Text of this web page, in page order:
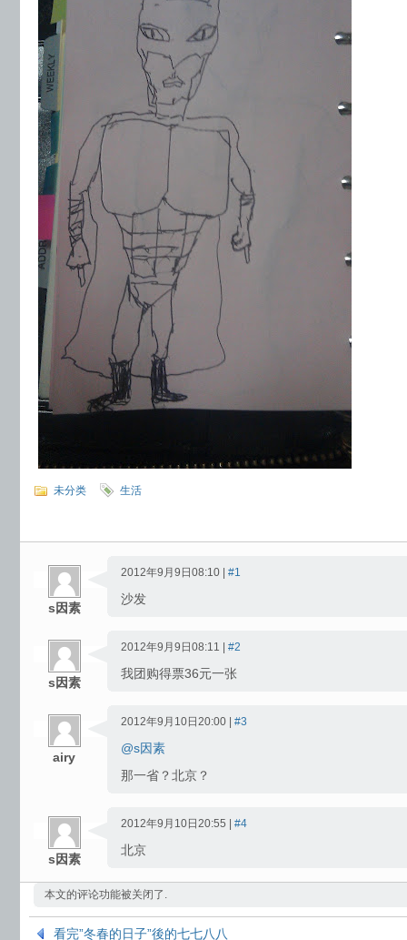
未分类 生活
s因素
2012年9月9日08:10 | #1
沙发
s因素
2012年9月9日08:11 | #2
我团购得票36元一张
airy
2012年9月10日20:00 | #3
@s因素
那一省？北京？
s因素
2012年9月10日20:55 | #4
北京
本文的评论功能被关闭了.
看完”冬春的日子”後的七七八八